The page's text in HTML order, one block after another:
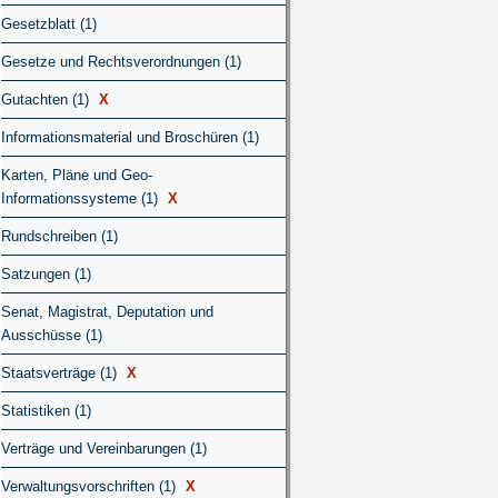
Gesetzblatt (1)
Gesetze und Rechtsverordnungen (1)
Gutachten (1) X
Informationsmaterial und Broschüren (1)
Karten, Pläne und Geo-
Informationssysteme (1) X
Rundschreiben (1)
Satzungen (1)
Senat, Magistrat, Deputation und
Ausschüsse (1)
Staatsverträge (1) X
Statistiken (1)
Verträge und Vereinbarungen (1)
Verwaltungsvorschriften (1) X